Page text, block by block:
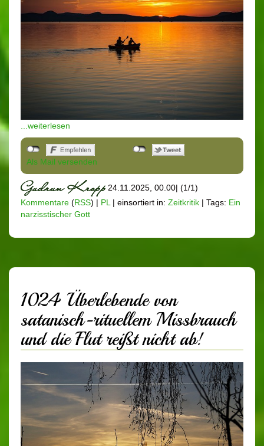
...weiterlesen
Als Mail versenden
24.11.2025, 00.00| (1/1)
Kommentare (RSS) | PL | einsortiert in: Zeitkritik | Tags: Ein
narzisstischer Gott
1024 Überlebende von
satanisch-rituellem Missbrauch
und die Flut reißt nicht ab!